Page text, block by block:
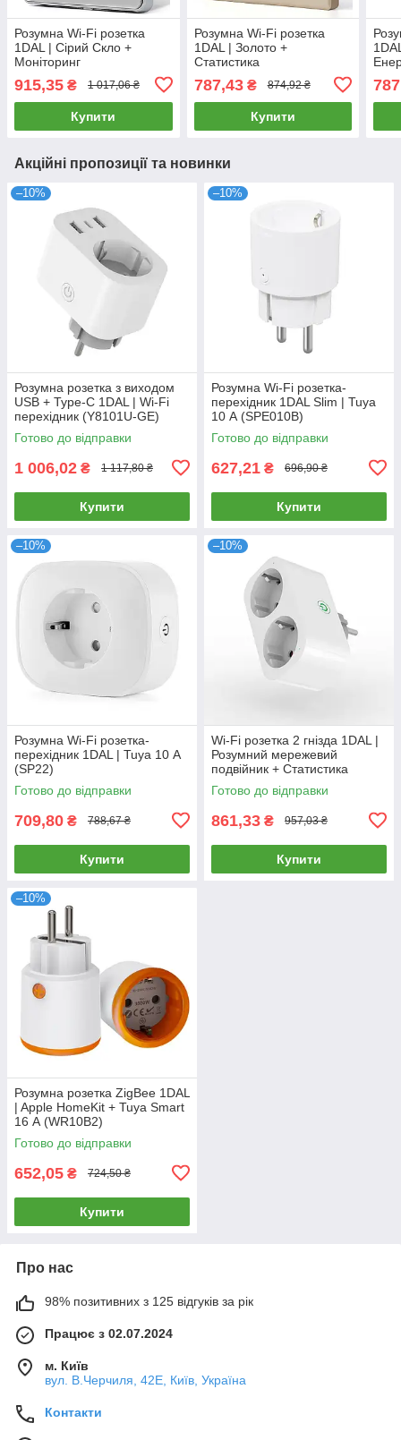
Розумна Wi-Fi розетка
1DAL | Сірий Скло +
Моніторинг
Енергоспоживання (G86D-
STS.WF.GR)
915,35 ₴ 1 017,06 ₴
Купити
Розумна Wi-Fi розетка
1DAL | Золото +
Статистика
Енергоспоживання (P86-
STS.WF.GD)
787,43₴ 874,92 ₴
Купити
Акційні пропозиції та новинки
–10%
Розумна розетка з виходом
USB + Type-C 1DAL | Wi-Fi
перехідник (Y8101U-GE)
Готово до відправки
1 006,02 ₴ 1 117,80 ₴
Купити
–10%
Розумна Wi-Fi розетка-
перехідник 1DAL Slim | Tuya
10 А (SPE010B)
Готово до відправки
627,21 ₴ 696,90 ₴
Купити
–10%
Розумна Wi-Fi розетка-
перехідник 1DAL | Tuya 10 А
(SP22)
Готово до відправки
709,80 ₴ 788,67 ₴
Купити
–10%
Wi-Fi розетка 2 гнізда 1DAL |
Розумний мережевий
подвійник + Статистика
Энергоспоживання (Y809M-
GE)
Готово до відправки
861,33 ₴ 957,03 ₴
Купити
–10%
Розумна розетка ZigBee 1DAL
| Apple HomeKit + Tuya Smart
16 А (WR10B2)
Готово до відправки
652,05 ₴ 724,50 ₴
Купити
Про нас
98% позитивних з 125 відгуків за рік
Працює з 02.07.2024
м. Київ
вул. В.Черчиля, 42Е, Київ, Україна
Контакти